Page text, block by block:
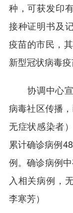
种，可获发印
接种证明书及
疫苗的市民，
新型冠状病毒疫
协调中心宣
病毒社区传播
无症状感染者
累计确诊病例
例。确诊病例
入相关病例，
李寒芳）